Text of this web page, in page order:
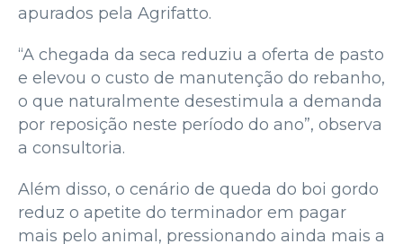
apurados pela Agrifatto.
“A chegada da seca reduziu a oferta de pasto
e elevou o custo de manutenção do rebanho,
o que naturalmente desestimula a demanda
por reposição neste período do ano”, observa
a consultoria.
Além disso, o cenário de queda do boi gordo
reduz o apetite do terminador em pagar
mais pelo animal, pressionando ainda mais a